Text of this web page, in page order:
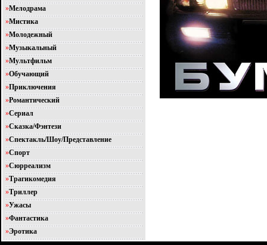
»Мелодрама
»Мистика
»Молодежный
»Музыкальный
»Мультфильм
»Обучающий
»Приключения
»Романтический
»Сериал
»Сказка/Фэнтези
»Спектакль/Шоу/Представление
»Спорт
»Сюрреализм
»Трагикомедия
»Триллер
»Ужасы
»Фантастика
»Эротика